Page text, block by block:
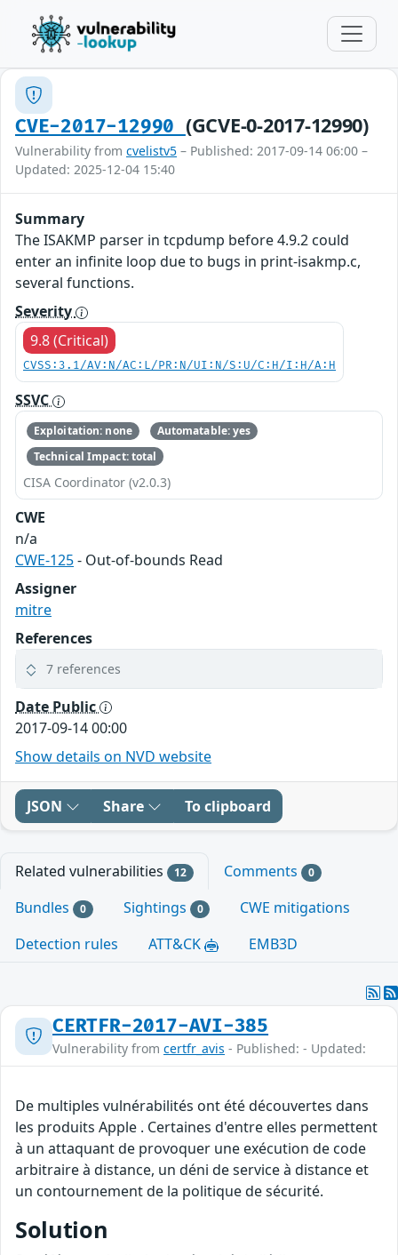
CVE-2017-12990 (GCVE-0-2017-12990)
Vulnerability from cvelistv5 – Published: 2017-09-14 06:00 –
Updated: 2025-12-04 15:40
Summary
The ISAKMP parser in tcpdump before 4.9.2 could
enter an infinite loop due to bugs in print-isakmp.c,
several functions.
Severity
9.8 (Critical)
CVSS:3.1/AV:N/AC:L/PR:N/UI:N/S:U/C:H/I:H/A:H
SSVC
Exploitation: none
Automatable: yes
Technical Impact: total
CISA Coordinator (v2.0.3)
CWE
n/a
CWE-125- Out-of-bounds Read
Assigner
mitre
References
7 references
Date Public
2017-09-14 00:00
Show details on NVD website
JSON Share To clipboard
Related vulnerabilities 12 Comments 0
Bundles 0 Sightings 0
CWE mitigations
Detection rules
ATT&CK EMB3D
CERTFR-2017-AVI-385
Vulnerability from certfr_avis - Published: - Updated:
De multiples vulnérabilités ont été découvertes dans
les produits Apple . Certaines d'entre elles permettent
à un attaquant de provoquer une exécution de code
arbitraire à distance, un déni de service à distance et
un contournement de la politique de sécurité.
Solution